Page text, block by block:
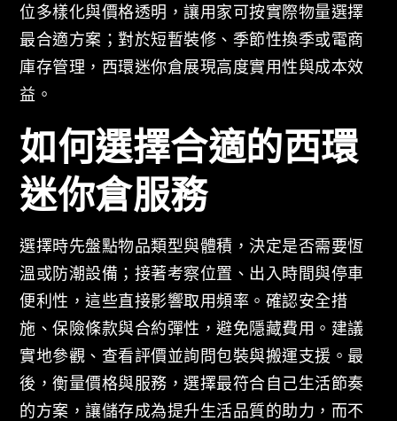
位多樣化與價格透明，讓用家可按實際物量選擇
最合適方案；對於短暫裝修、季節性換季或電商
庫存管理，西環迷你倉展現高度實用性與成本效
益。
如何選擇合適的西環
迷你倉服務
選擇時先盤點物品類型與體積，決定是否需要恆
溫或防潮設備；接著考察位置、出入時間與停車
便利性，這些直接影響取用頻率。確認安全措
施、保險條款與合約彈性，避免隱藏費用。建議
實地參觀、查看評價並詢問包裝與搬運支援。最
後，衡量價格與服務，選擇最符合自己生活節奏
的方案，讓儲存成為提升生活品質的助力，而不